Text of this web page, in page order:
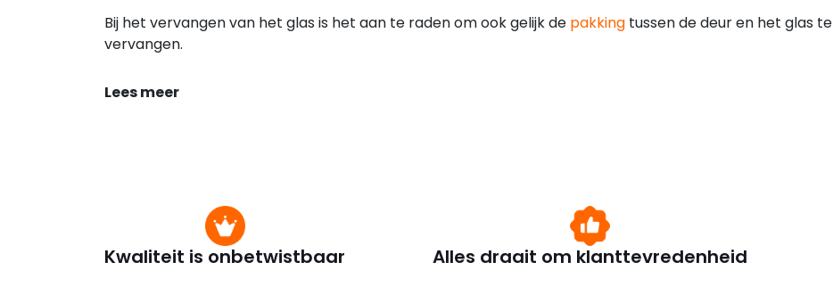
Bij het vervangen van het glas is het aan te raden om ook gelijk de pakking tussen de deur en het glas te
vervangen.
Lees meer
Kwaliteit is onbetwistbaar Alles draait om klanttevredenheid